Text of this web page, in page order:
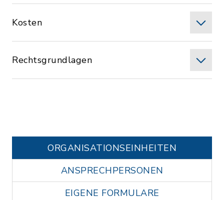
Kosten
Rechtsgrundlagen
ORGANISATIONS­EINHEITEN
ANSPRECHPERSONEN
EIGENE FORMULARE